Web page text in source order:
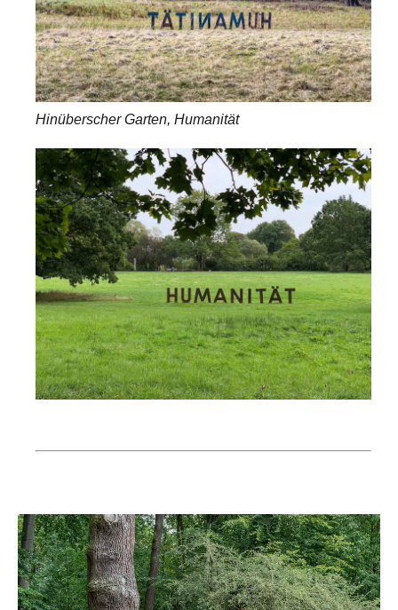
Hinüberscher Garten, Humanität